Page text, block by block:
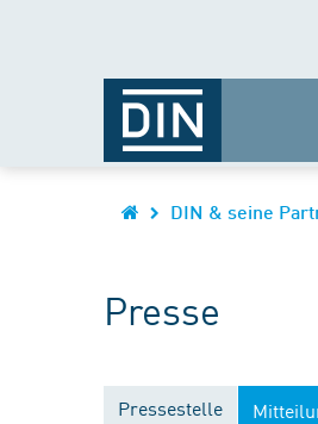
DIN & seine
Presse
Pressestelle